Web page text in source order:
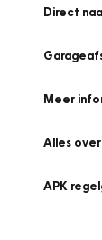
Direct
Meer
Alles over
APK